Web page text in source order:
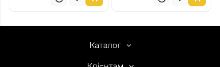
Каталог